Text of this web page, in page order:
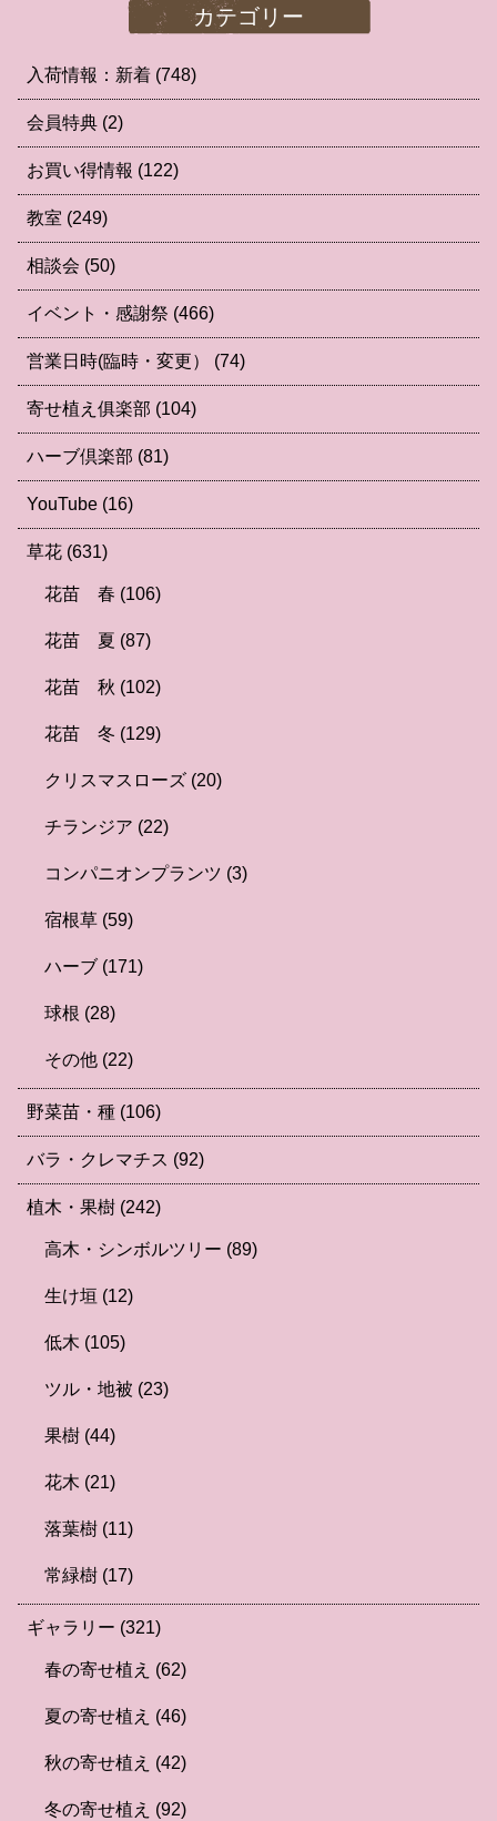
カテゴリー
入荷情報：新着 (748)
会員特典 (2)
お買い得情報 (122)
教室 (249)
相談会 (50)
イベント・感謝祭 (466)
営業日時(臨時・変更） (74)
寄せ植え俱楽部 (104)
ハーブ倶楽部 (81)
YouTube (16)
草花 (631)
花苗 春 (106)
花苗 夏 (87)
花苗 秋 (102)
花苗 冬 (129)
クリスマスローズ (20)
チランジア (22)
コンパニオンプランツ (3)
宿根草 (59)
ハーブ (171)
球根 (28)
その他 (22)
野菜苗・種 (106)
バラ・クレマチス (92)
植木・果樹 (242)
高木・シンボルツリー (89)
生け垣 (12)
低木 (105)
ツル・地被 (23)
果樹 (44)
花木 (21)
落葉樹 (11)
常緑樹 (17)
ギャラリー (321)
春の寄せ植え (62)
夏の寄せ植え (46)
秋の寄せ植え (42)
冬の寄せ植え (92)